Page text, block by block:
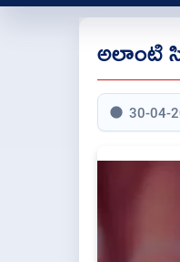
అలాంటి
30-04-